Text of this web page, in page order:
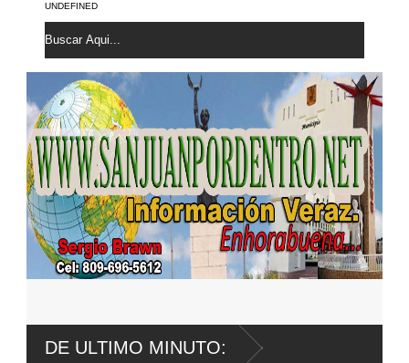
UNDEFINED
DE ULTIMO MINUTO: